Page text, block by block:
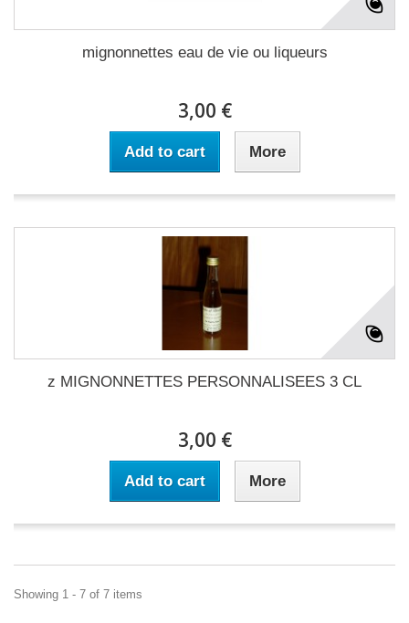
mignonnettes eau de vie ou liqueurs
3,00 €
Add to cart More
z MIGNONNETTES PERSONNALISEES 3 CL
3,00 €
Add to cart More
Showing 1 - 7 of 7 items